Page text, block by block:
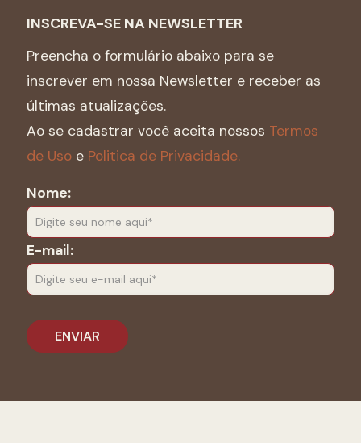
INSCREVA-SE NA NEWSLETTER
Preencha o formulário abaixo para se
inscrever em nossa Newsletter e receber as
últimas atualizações.
Ao se cadastrar você aceita nossos Termos
de Uso e Politica de Privacidade.
Nome:
E-mail: